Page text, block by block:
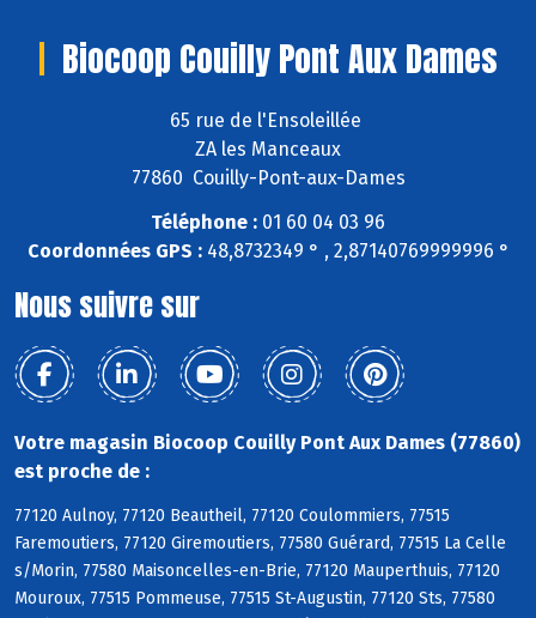
Biocoop Couilly Pont Aux Dames
65 rue de l'Ensoleillée
ZA les Manceaux
77860 Couilly-Pont-aux-Dames
Téléphone : 01 60 04 03 96
Coordonnées GPS :48,8732349 ° , 2,87140769999996 °
Nous suivre sur
Votre magasin Biocoop Couilly Pont Aux Dames (77860)
est proche de :
77120 Aulnoy, 77120 Beautheil, 77120 Coulommiers, 77515
Faremoutiers, 77120 Giremoutiers, 77580 Guérard, 77515 La Celle
s/Morin, 77580 Maisoncelles-en-Brie, 77120 Mauperthuis, 77120
Mouroux, 77515 Pommeuse, 77515 St-Augustin, 77120 Sts, 77580